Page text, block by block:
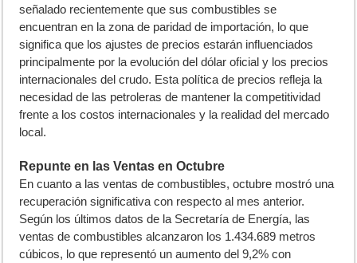
señalado recientemente que sus combustibles se
encuentran en la zona de paridad de importación, lo que
significa que los ajustes de precios estarán influenciados
principalmente por la evolución del dólar oficial y los precios
internacionales del crudo. Esta política de precios refleja la
necesidad de las petroleras de mantener la competitividad
frente a los costos internacionales y la realidad del mercado
local.
Repunte en las Ventas en Octubre
En cuanto a las ventas de combustibles, octubre mostró una
recuperación significativa con respecto al mes anterior.
Según los últimos datos de la Secretaría de Energía, las
ventas de combustibles alcanzaron los 1.434.689 metros
cúbicos, lo que representó un aumento del 9,2% con